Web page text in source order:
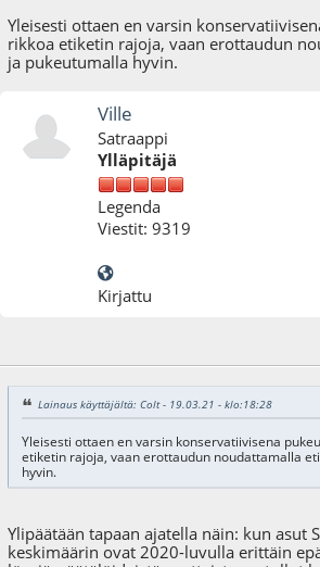
Yleisesti ottaen en varsin
rikkoa etiketin rajoja, vaan erottaudun
ja pukeutumalla hyvin.
Ville
Satraappi
Ylläpitäjä
Legenda
Viestit: 9319
Kirjattu
Lainaus käyttäjältä: Colt - 19.03.21 - klo:18:28
Yleisesti ottaen en varsin konservatiivisena
etiketin rajoja, vaan erottaudun noudattamalla
hyvin.
Ylipäätään tapaan ajatella näin: kun asut
keskimäärin ovat 2020-luvulla erittäin